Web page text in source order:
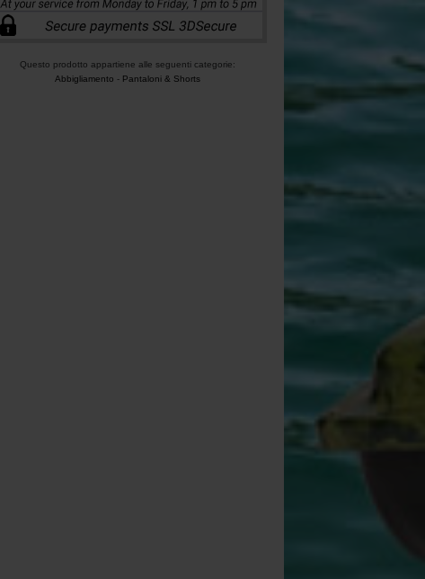
Questo prodotto appartiene alle seguenti categorie:
Abbigliamento - Pantaloni & Shorts